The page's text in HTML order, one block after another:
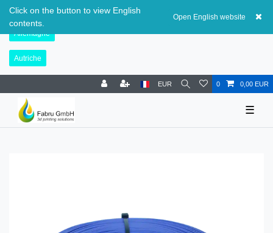
Click on the button to view English
contents.
Open English website
Suisse
Allemagne
Autriche
EUR 0 0,00 EUR
☰